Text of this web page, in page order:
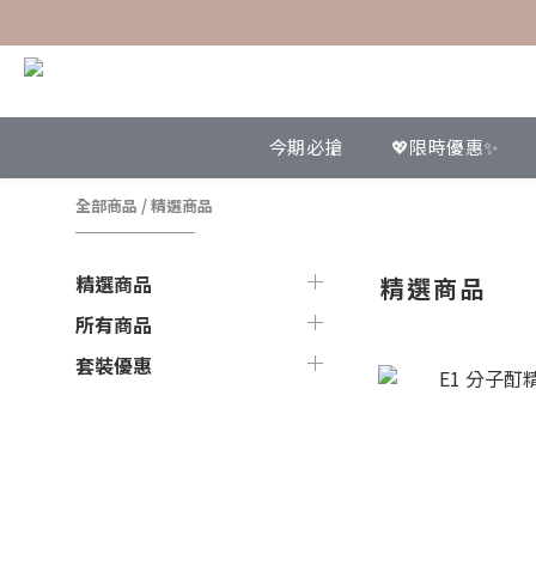
今期必搶 💖限時優惠✨
全部商品 /精選商品
精選商品
所有商品
套裝優惠
精選商品